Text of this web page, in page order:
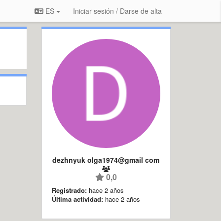
ES Iniciar sesión / Darse de alta
dezhnyuk olga1974@gmail com
0,0
Registrado: hace 2 años
Última actividad: hace 2 años